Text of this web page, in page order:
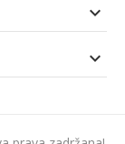

